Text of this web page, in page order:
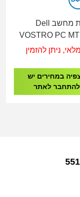
מערכת מחשב Dell
VOSTRO PC
I5-12400/
ניתן להזמין
במחירים יש
להתחבר לאתר